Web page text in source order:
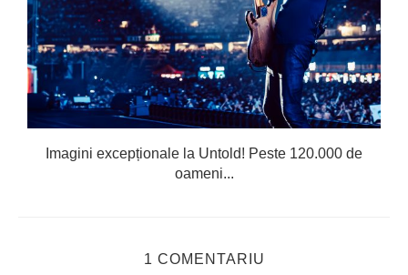
Imagini excepționale la Untold! Peste 120.000 de
oameni...
1 COMENTARIU